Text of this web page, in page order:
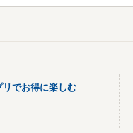
でお得に楽しむ